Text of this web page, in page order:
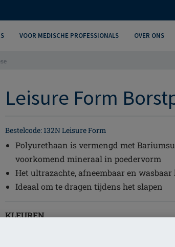
VOOR MEDISCHE PROFESSIONALS OVER ONS
Leisure Form
Bestelcode: 132N Leisure Form
Polyurethaan is vermengd met
voorkomend mineraal in poedervorm
Het ultrazachte, afneembaar en wasbaar
Ideaal om te dragen tijdens het slapen
KLEUREN